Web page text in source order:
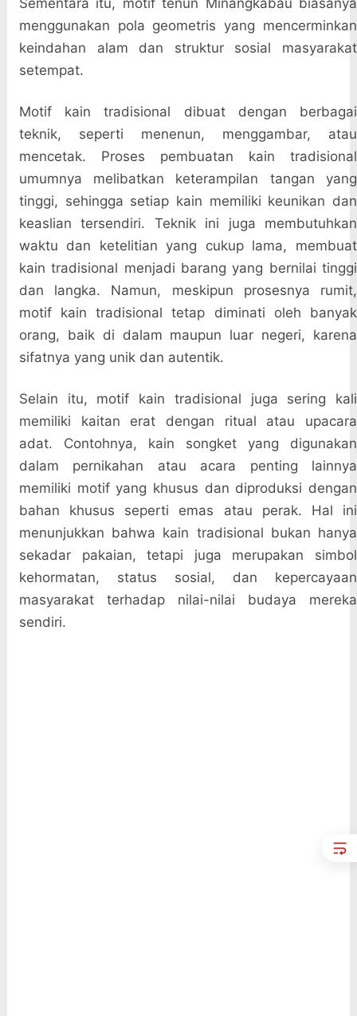
Sementara itu, motif tenun Minangkabau biasanya
menggunakan pola geometris yang mencerminkan
keindahan alam dan struktur sosial masyarakat
setempat.
Motif kain tradisional dibuat dengan berbagai
teknik, seperti menenun, menggambar, atau
mencetak. Proses pembuatan kain tradisional
umumnya melibatkan keterampilan tangan yang
tinggi, sehingga setiap kain memiliki keunikan dan
keaslian tersendiri. Teknik ini juga membutuhkan
waktu dan ketelitian yang cukup lama, membuat
kain tradisional menjadi barang yang bernilai tinggi
dan langka. Namun, meskipun prosesnya rumit,
motif kain tradisional tetap diminati oleh banyak
orang, baik di dalam maupun luar negeri, karena
sifatnya yang unik dan autentik.
Selain itu, motif kain tradisional juga sering kali
memiliki kaitan erat dengan ritual atau upacara
adat. Contohnya, kain songket yang digunakan
dalam pernikahan atau acara penting lainnya
memiliki motif yang khusus dan diproduksi dengan
bahan khusus seperti emas atau perak. Hal ini
menunjukkan bahwa kain tradisional bukan hanya
sekadar pakaian, tetapi juga merupakan simbol
kehormatan, status sosial, dan kepercayaan
masyarakat terhadap nilai-nilai budaya mereka
sendiri.